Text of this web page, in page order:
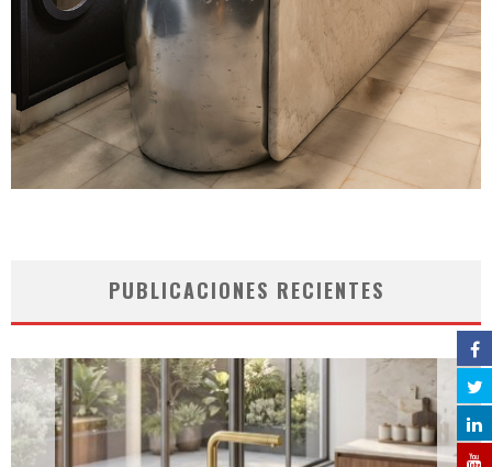
PUBLICACIONES RECIENTES